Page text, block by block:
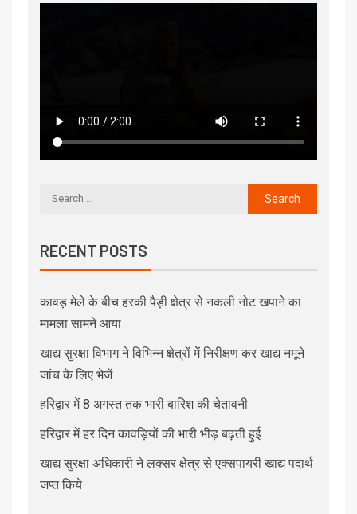
RECENT POSTS
कावड़ मेले के बीच हरकी पैड़ी क्षेत्र से नकली नोट खपाने का
मामला सामने आया
खाद्य सुरक्षा विभाग ने विभिन्न क्षेत्रों में निरीक्षण कर खाद्य नमूने
जांच के लिए भेजें
हरिद्वार में 8 अगस्त तक भारी बारिश की चेतावनी
हरिद्वार में हर दिन कावड़ियों की भारी भीड़ बढ़ती हुई
खाद्य सुरक्षा अधिकारी ने लक्सर क्षेत्र से एक्सपायरी खाद्य पदार्थ
जप्त किये